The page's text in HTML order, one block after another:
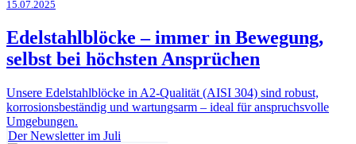
15.07.2025
Edelstahlblöcke – immer in Bewegung,
selbst bei höchsten Ansprüchen
Unsere Edelstahlblöcke in A2-Qualität (AISI 304) sind robust,
korrosionsbeständig und wartungsarm – ideal für anspruchsvolle
Umgebungen.
Der Newsletter im Juli